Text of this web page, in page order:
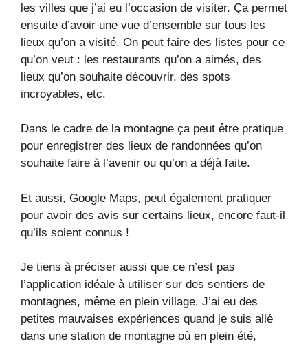
les villes que j’ai eu l’occasion de visiter. Ça permet
ensuite d’avoir une vue d’ensemble sur tous les
lieux qu’on a visité. On peut faire des listes pour ce
qu’on veut : les restaurants qu’on a aimés, des
lieux qu’on souhaite découvrir, des spots
incroyables, etc.
Dans le cadre de la montagne ça peut être pratique
pour enregistrer des lieux de randonnées qu’on
souhaite faire à l’avenir ou qu’on a déjà faite.
Et aussi, Google Maps, peut également pratiquer
pour avoir des avis sur certains lieux, encore faut-il
qu’ils soient connus !
Je tiens à préciser aussi que ce n’est pas
l’application idéale à utiliser sur des sentiers de
montagnes, même en plein village. J’ai eu des
petites mauvaises expériences quand je suis allé
dans une station de montagne où en plein été,